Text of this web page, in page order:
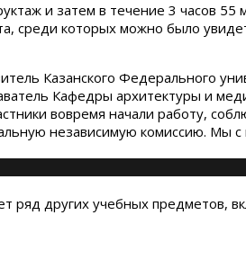
и затем в течение 3 часов
среди которых можно было
Казанского Федерального
Кафедры архитектуры и
вовремя начали работу,
независимую комиссию. Мы
ряд других учебных предметов,